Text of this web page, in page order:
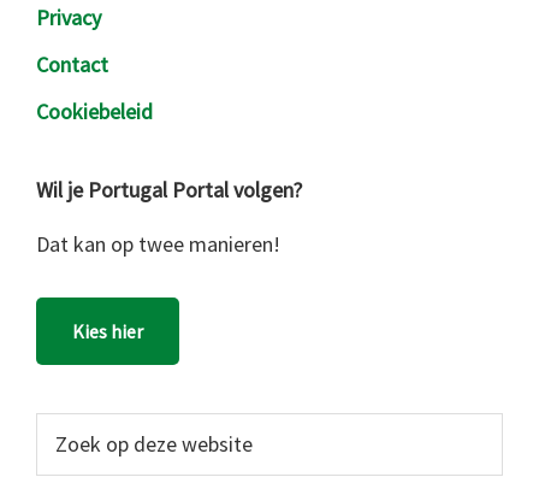
Privacy
Contact
Cookiebeleid
Wil je Portugal Portal volgen?
Dat kan op twee manieren!
Kies hier